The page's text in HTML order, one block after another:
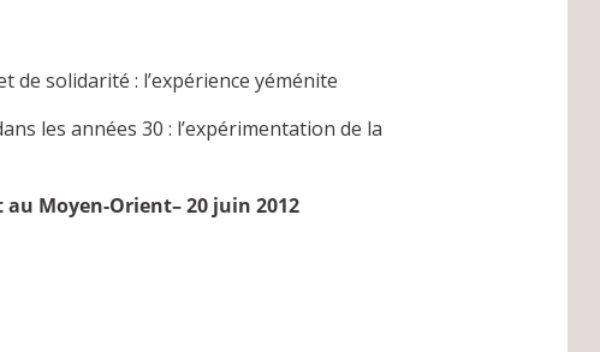
de solidarité : l’expérience yéménite
les années 30 : l’expérimentation de la
Moyen-Orient– 20 juin 2012